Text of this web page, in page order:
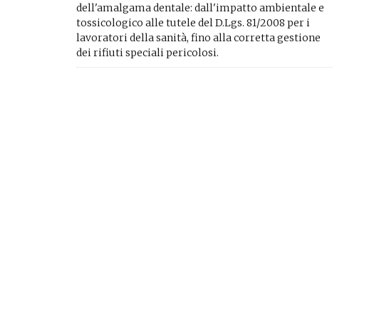
dell'amalgama dentale: dall'impatto ambientale e
tossicologico alle tutele del D.Lgs. 81/2008 per i
lavoratori della sanità, fino alla corretta gestione
dei rifiuti speciali pericolosi.